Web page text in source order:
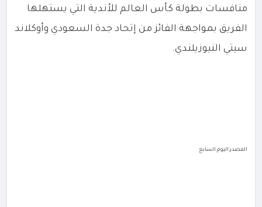
منافسات بطولة كأس العالم للأندية التي يستهلها
الفريق بمواجهة الفائز من إتحاد جدة السعودي وأوكلاند
سيتي النيوزيلندي.
المصدر:اليوم السابع